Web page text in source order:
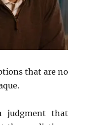
that are no
judgment that